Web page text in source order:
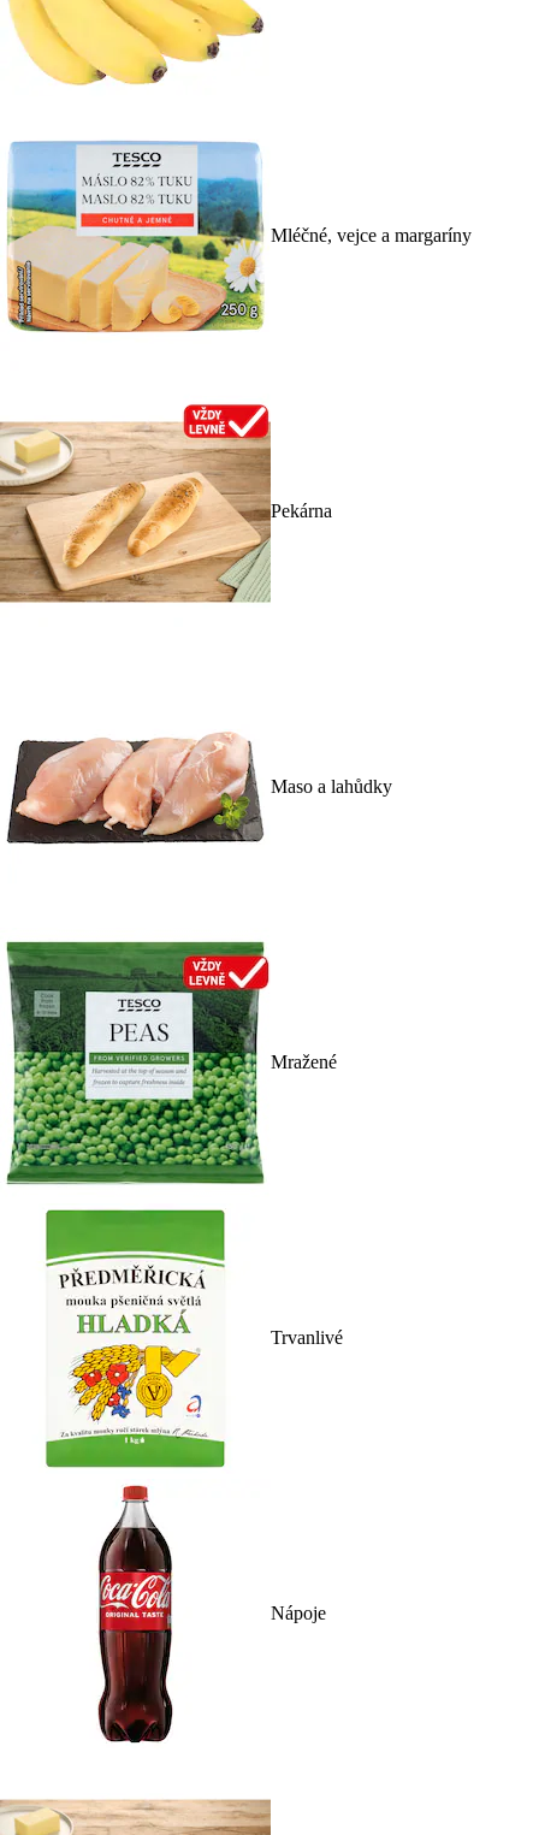
Mléčné, vejce a margaríny
Pekárna
Maso a lahůdky
Mražené
Trvanlivé
Nápoje